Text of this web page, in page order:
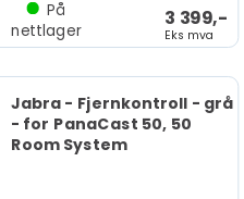
3 399,-
Eks mva
På
nettlager
Jabra - Fjernkontroll - grå
- for PanaCast 50, 50
Room System